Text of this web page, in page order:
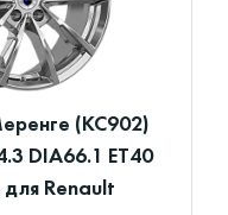
(КС902)
DIA66.1 ET40
Renault